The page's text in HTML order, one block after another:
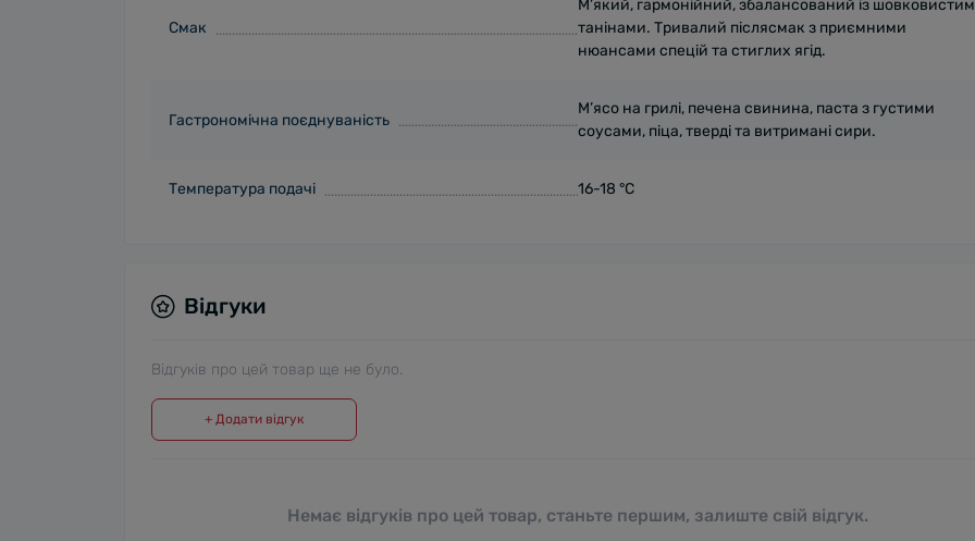
Смак
М’який, гармонійний, збалансований із
танінами. Тривалий післясмак з приємними
нюансами спецій та стиглих ягід.
Гастрономічна поєднуваність
М’ясо на грилі, печена свинина, паста з густими
соусами, піца, тверді та витримані сири.
Температура подачі 16-18 °C
Відгуки
Відгуків про цей товар ще не було.
+ Додати відгук
Немає відгуків про цей товар, станьте першим, залиште свій відгук.